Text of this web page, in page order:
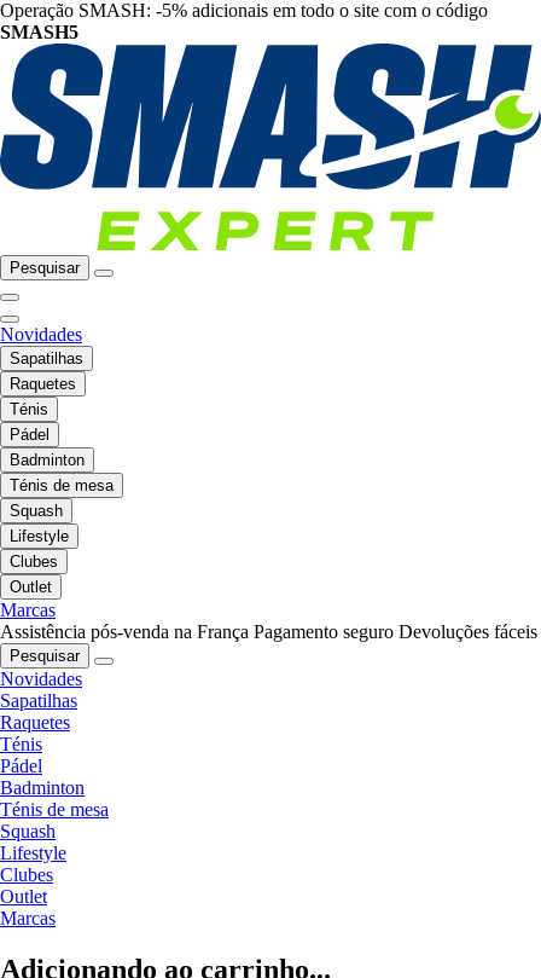
Operação SMASH: -5% adicionais em todo o site com o código
SMASH5
Pesquisar
Novidades
Sapatilhas
Raquetes
Ténis
Pádel
Badminton
Ténis de mesa
Squash
Lifestyle
Clubes
Outlet
Marcas
Assistência pós-venda na França Pagamento seguro Devoluções fáceis
Pesquisar
Novidades
Sapatilhas
Raquetes
Ténis
Pádel
Badminton
Ténis de mesa
Squash
Lifestyle
Clubes
Outlet
Marcas
Adicionando ao carrinho...